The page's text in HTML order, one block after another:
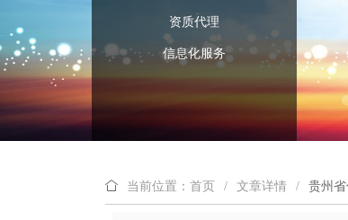
资质代理
信息化服务
当前位置：首页 / 文章详情 / 贵州